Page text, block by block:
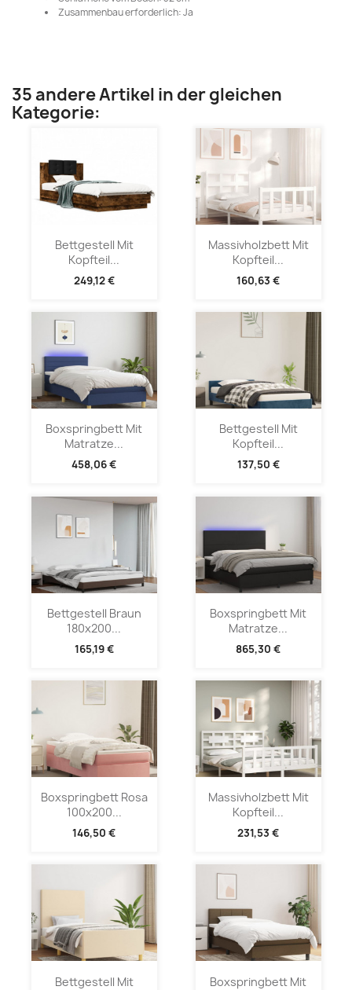
Zusammenbau erforderlich: Ja
35 andere Artikel in der gleichen
Kategorie:
Bettgestell Mit
Kopfteil...
249,12 €
Massivholzbett Mit
Kopfteil...
160,63 €
Boxspringbett Mit
Matratze...
458,06 €
Bettgestell Mit
Kopfteil...
137,50 €
Bettgestell Braun
180x200...
165,19 €
Boxspringbett Mit
Matratze...
865,30 €
Boxspringbett Rosa
100x200...
146,50 €
Massivholzbett Mit
Kopfteil...
231,53 €
Bettgestell Mit
Boxspringbett Mit